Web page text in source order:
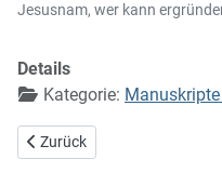
Jesusnam, wer kann
Details
Kategorie:
Vorheriger Beitrag: Jesus,
Zurück